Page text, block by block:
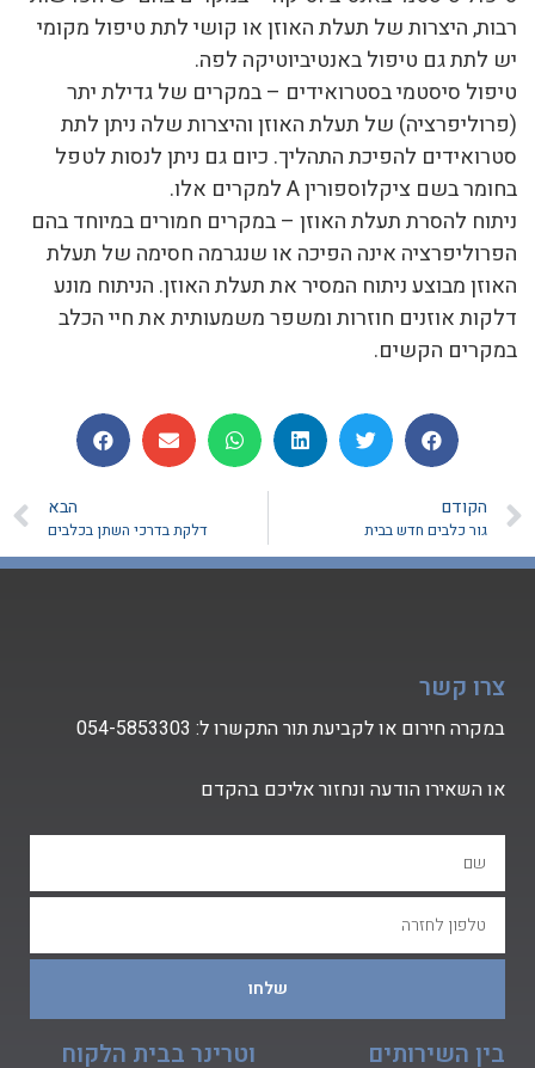
רבות, היצרות של תעלת האוזן או קושי לתת טיפול מקומי
יש לתת גם טיפול באנטיביוטיקה לפה.
טיפול סיסטמי בסטרואידים – במקרים של גדילת יתר
(פרוליפרציה) של תעלת האוזן והיצרות שלה ניתן לתת
סטרואידים להפיכת התהליך. כיום גם ניתן לנסות לטפל
בחומר בשם ציקלוספורין A למקרים אלו.
ניתוח להסרת תעלת האוזן – במקרים חמורים במיוחד בהם
הפרוליפרציה אינה הפיכה או שנגרמה חסימה של תעלת
האוזן מבוצע ניתוח המסיר את תעלת האוזן. הניתוח מונע
דלקות אוזנים חוזרות ומשפר משמעותית את חיי הכלב
במקרים הקשים.
הקודם
גור כלבים חדש בבית
הבא
דלקת בדרכי השתן בכלבים
צרו קשר
במקרה חירום או לקביעת תור התקשרו ל: 054-5853303
או השאירו הודעה ונחזור אליכם בהקדם
שלחו
בין השירותים וטרינר בבית הלקוח